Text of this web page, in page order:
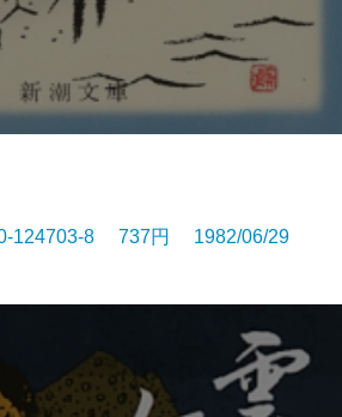
124703-8 737円 1982/06/29